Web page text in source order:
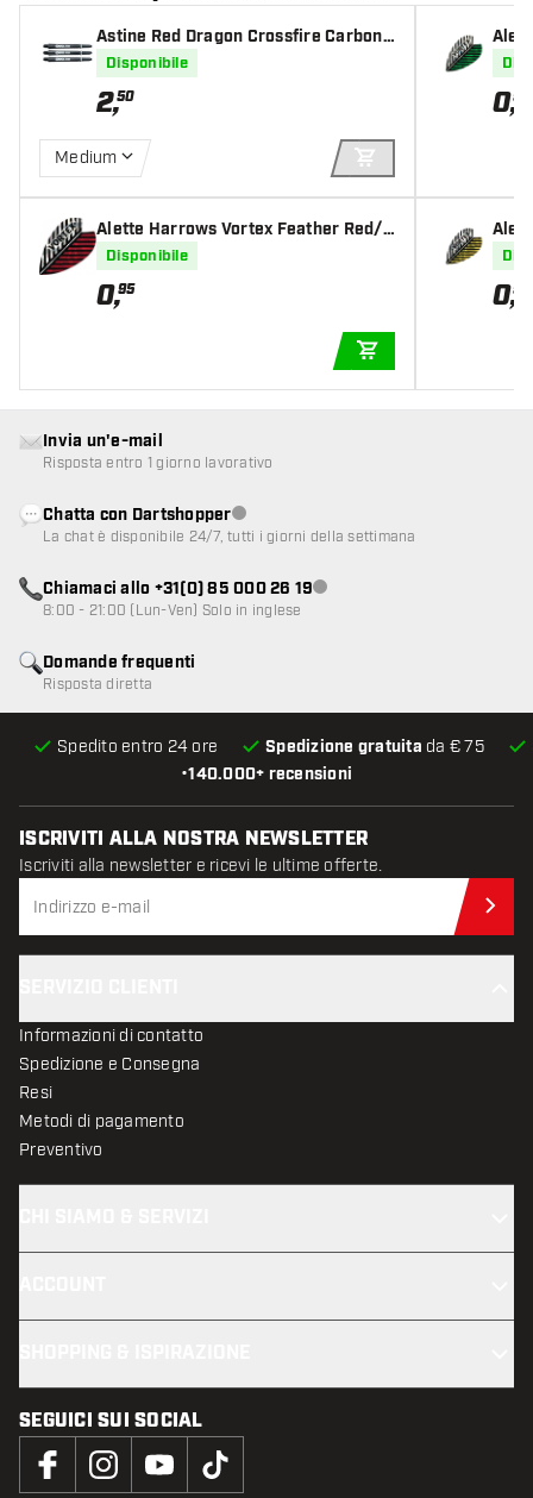
Astine Red Dragon Crossfire Carbon
Fibre
Disponibile
2,50
Medium
AGGIUNGI AL
Alette Harrows Vortex Feather Red/S
ilver
Disponibile
0,95
n/
0,95
0,95
•140.000+ recensioni
Spedito entro 24 ore Spedizione gratuita da € 75
Domande frequenti
Risposta diretta
Invia un'e-mail
Risposta entro 1 giorno lavorativo
Chatta con DartshopperServizio clienti non disponibile
La chat è disponibile 24/7, tutti i giorni della settimana
Chiamaci allo +31(0) 85 000 26 19Servizio clienti non disponibile
8:00 - 21:00 (Lun-Ven) Solo in inglese
ISCRIVITI ALLA NOSTRA NEWSLETTER
Iscriviti alla newsletter e ricevi le ultime offerte.
Informazioni di contatto
Spedizione e Consegna
Resi
Metodi di pagamento
Preventivo
SEGUICI SUI SOCIAL